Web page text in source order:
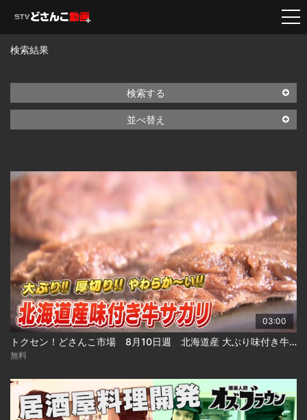
検索結果
検索する
並べ替え
03:00
トクセン！どさんこ市場 8月10日週 北海道産 大ぶり味付き牛サガリ
無料